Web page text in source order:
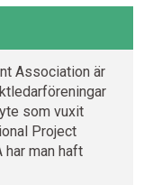
Association är
som vuxit
Project
man haft